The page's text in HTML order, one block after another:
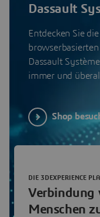
Dassault
Entdecken Sie
Dassault
immer und
Shop
Verbindung
Menschen
DIE 3DEXPERIENCE